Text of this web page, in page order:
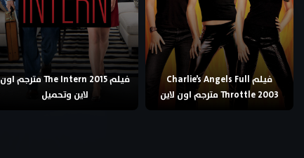
فيلم Charlie’s Angels Full
Throttle 2003 مترجم اون لاين
فيلم The Intern 2015 مترجم اون
لاين وتحميل